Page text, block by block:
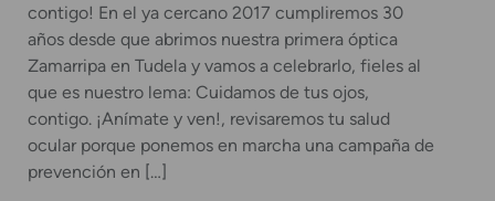
contigo! En el ya cercano 2017 cumpliremos 30
años desde que abrimos nuestra primera óptica
Zamarripa en Tudela y vamos a celebrarlo, fieles al
que es nuestro lema: Cuidamos de tus ojos,
contigo. ¡Anímate y ven!, revisaremos tu salud
ocular porque ponemos en marcha una campaña de
prevención en […]